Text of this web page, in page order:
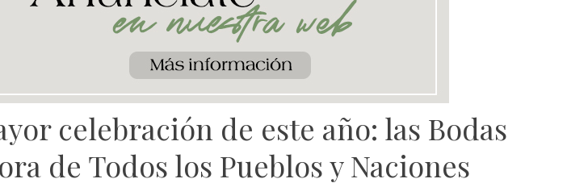
celebración de este año: las Bodas
de Todos los Pueblos y Naciones